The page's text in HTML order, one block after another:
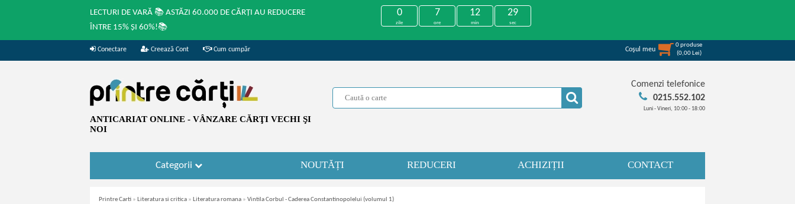
LECTURI DE VARĂ 📚 ASTĂZI 60.000 DE CĂRȚI AU REDUCERE
ÎNTRE 15% ȘI 60%!📚
0
zile
7
ore
12
min
29
sec
Conectare Creează Cont Cum cumpăr Coşul meu
0produse
(0,00 Lei)
ANTICARIAT ONLINE - VÂNZARE CĂRŢI VECHI ŞI
NOI
Comenzi telefonice
0215.552.102
Luni - Vineri, 10:00 - 18:00
Categorii NOUTĂȚI REDUCERI ACHIZIȚII CONTACT
Printre Carti » Literatura si critica » Literatura romana » Vintila Corbul - Caderea Constantinopolelui (volumul 1)